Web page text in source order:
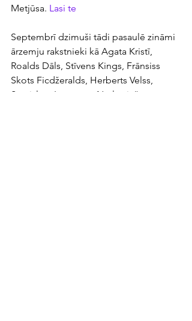
Metjūsa. Lasi te
Septembrī dzimuši tādi pasaulē zināmi
ārzemju rakstnieki kā Agata Kristī,
Roalds Dāls, Stīvens Kings, Frānsiss
Skots Ficdžeralds, Herberts Velss,
Staņislavs Lems u.c. No latviešu